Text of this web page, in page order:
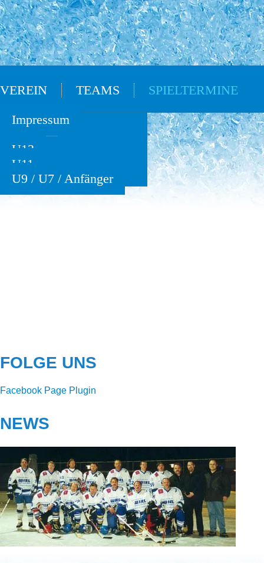
VEREIN TEAMS
Oldies
U13
U11
U9 / U7 / Anfänger
SPIELTERMINE
Impressum
FOLGE UNS
Facebook Page Plugin
NEWS